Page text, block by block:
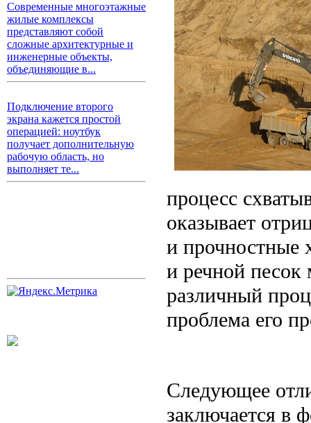
Современные многоэтажные
жилые комплексы
представляют собой
сложные архитектурные и
инженерные объекты,
объединяющие в...
Подключение второго
экрана кажется простой
операцией: ноутбук
получает дополнительную
рабочую область, но
выполняет те...
процесс
оказывает
и прочностные
и речной песок
различный
проблема его
Следующее
заключается в